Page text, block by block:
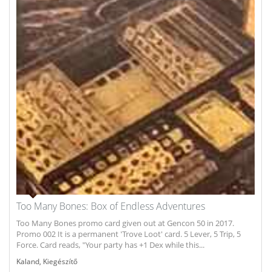
Too Many Bones: Box of Endless Adventures
Too Many Bones promo card given out at Gencon 50 in 2017.
Promo 002 It is a permanent 'Trove Loot' card. 5 Lever, 5 Trip, 5
Force. Card reads, "Your party has +1 Dex while this...
Kaland Kiegészítő